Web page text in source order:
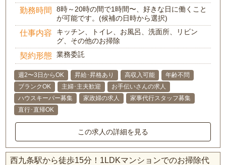
勤務時間
8時～20時の間で1時間〜、好きな日に働くこと
が可能です。(候補の日時から選択)
仕事内容
キッチン、トイレ、お風呂、洗面所、リビン
グ、その他のお掃除
契約形態 業務委託
週2〜3日からOK 昇給･昇格あり 高収入可能
年齢不問
ブランクOK
主婦･主夫歓迎
お手伝いさんの求人
ハウスキーパー募集
家政婦の求人
家事代行スタッフ募集
直行･直帰OK
この求人の詳細を見る
西九条駅から徒歩15分！1LDKマンションでのお掃除代